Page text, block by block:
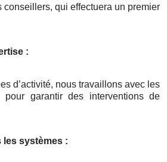
conseillers, qui effectuera un premier
:
d’activité, nous travaillons avec les
pour garantir des interventions de
les systèmes :